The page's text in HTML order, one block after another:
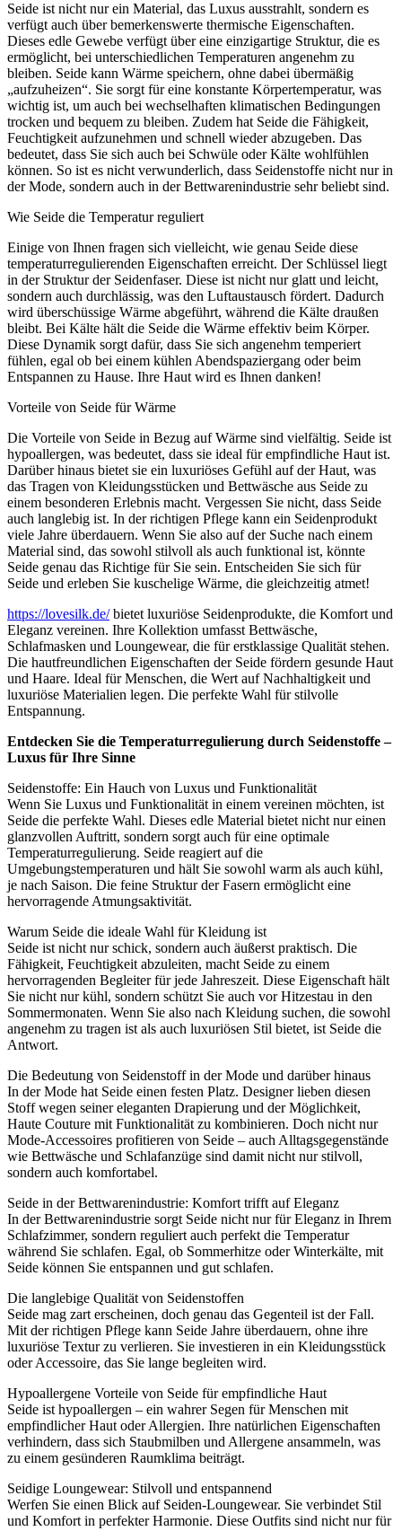
Seide ist nicht nur ein Material, das Luxus ausstrahlt, sondern es
verfügt auch über bemerkenswerte thermische Eigenschaften.
Dieses edle Gewebe verfügt über eine einzigartige Struktur, die es
ermöglicht, bei unterschiedlichen Temperaturen angenehm zu
bleiben. Seide kann Wärme speichern, ohne dabei übermäßig
„aufzuheizen“. Sie sorgt für eine konstante Körpertemperatur, was
wichtig ist, um auch bei wechselhaften klimatischen Bedingungen
trocken und bequem zu bleiben. Zudem hat Seide die Fähigkeit,
Feuchtigkeit aufzunehmen und schnell wieder abzugeben. Das
bedeutet, dass Sie sich auch bei Schwüle oder Kälte wohlfühlen
können. So ist es nicht verwunderlich, dass Seidenstoffe nicht nur in
der Mode, sondern auch in der Bettwarenindustrie sehr beliebt sind.
Wie Seide die Temperatur reguliert
Einige von Ihnen fragen sich vielleicht, wie genau Seide diese
temperaturregulierenden Eigenschaften erreicht. Der Schlüssel liegt
in der Struktur der Seidenfaser. Diese ist nicht nur glatt und leicht,
sondern auch durchlässig, was den Luftaustausch fördert. Dadurch
wird überschüssige Wärme abgeführt, während die Kälte draußen
bleibt. Bei Kälte hält die Seide die Wärme effektiv beim Körper.
Diese Dynamik sorgt dafür, dass Sie sich angenehm temperiert
fühlen, egal ob bei einem kühlen Abendspaziergang oder beim
Entspannen zu Hause. Ihre Haut wird es Ihnen danken!
Vorteile von Seide für Wärme
Die Vorteile von Seide in Bezug auf Wärme sind vielfältig. Seide ist
hypoallergen, was bedeutet, dass sie ideal für empfindliche Haut ist.
Darüber hinaus bietet sie ein luxuriöses Gefühl auf der Haut, was
das Tragen von Kleidungsstücken und Bettwäsche aus Seide zu
einem besonderen Erlebnis macht. Vergessen Sie nicht, dass Seide
auch langlebig ist. In der richtigen Pflege kann ein Seidenprodukt
viele Jahre überdauern. Wenn Sie also auf der Suche nach einem
Material sind, das sowohl stilvoll als auch funktional ist, könnte
Seide genau das Richtige für Sie sein. Entscheiden Sie sich für
Seide und erleben Sie kuschelige Wärme, die gleichzeitig atmet!
https://lovesilk.de/bietet luxuriöse Seidenprodukte, die Komfort und
Eleganz vereinen. Ihre Kollektion umfasst Bettwäsche,
Schlafmasken und Loungewear, die für erstklassige Qualität stehen.
Die hautfreundlichen Eigenschaften der Seide fördern gesunde Haut
und Haare. Ideal für Menschen, die Wert auf Nachhaltigkeit und
luxuriöse Materialien legen. Die perfekte Wahl für stilvolle
Entspannung.
Entdecken Sie die Temperaturregulierung durch Seidenstoffe –
Luxus für Ihre Sinne
Seidenstoffe: Ein Hauch von Luxus und Funktionalität
Wenn Sie Luxus und Funktionalität in einem vereinen möchten, ist
Seide die perfekte Wahl. Dieses edle Material bietet nicht nur einen
glanzvollen Auftritt, sondern sorgt auch für eine optimale
Temperaturregulierung. Seide reagiert auf die
Umgebungstemperaturen und hält Sie sowohl warm als auch kühl,
je nach Saison. Die feine Struktur der Fasern ermöglicht eine
hervorragende Atmungsaktivität.
Warum Seide die ideale Wahl für Kleidung ist
Seide ist nicht nur schick, sondern auch äußerst praktisch. Die
Fähigkeit, Feuchtigkeit abzuleiten, macht Seide zu einem
hervorragenden Begleiter für jede Jahreszeit. Diese Eigenschaft hält
Sie nicht nur kühl, sondern schützt Sie auch vor Hitzestau in den
Sommermonaten. Wenn Sie also nach Kleidung suchen, die sowohl
angenehm zu tragen ist als auch luxuriösen Stil bietet, ist Seide die
Antwort.
Die Bedeutung von Seidenstoff in der Mode und darüber hinaus
In der Mode hat Seide einen festen Platz. Designer lieben diesen
Stoff wegen seiner eleganten Drapierung und der Möglichkeit,
Haute Couture mit Funktionalität zu kombinieren. Doch nicht nur
Mode-Accessoires profitieren von Seide – auch Alltagsgegenstände
wie Bettwäsche und Schlafanzüge sind damit nicht nur stilvoll,
sondern auch komfortabel.
Seide in der Bettwarenindustrie: Komfort trifft auf Eleganz
In der Bettwarenindustrie sorgt Seide nicht nur für Eleganz in Ihrem
Schlafzimmer, sondern reguliert auch perfekt die Temperatur
während Sie schlafen. Egal, ob Sommerhitze oder Winterkälte, mit
Seide können Sie entspannen und gut schlafen.
Die langlebige Qualität von Seidenstoffen
Seide mag zart erscheinen, doch genau das Gegenteil ist der Fall.
Mit der richtigen Pflege kann Seide Jahre überdauern, ohne ihre
luxuriöse Textur zu verlieren. Sie investieren in ein Kleidungsstück
oder Accessoire, das Sie lange begleiten wird.
Hypoallergene Vorteile von Seide für empfindliche Haut
Seide ist hypoallergen – ein wahrer Segen für Menschen mit
empfindlicher Haut oder Allergien. Ihre natürlichen Eigenschaften
verhindern, dass sich Staubmilben und Allergene ansammeln, was
zu einem gesünderen Raumklima beiträgt.
Seidige Loungewear: Stilvoll und entspannend
Werfen Sie einen Blick auf Seiden-Loungewear. Sie verbindet Stil
und Komfort in perfekter Harmonie. Diese Outfits sind nicht nur für